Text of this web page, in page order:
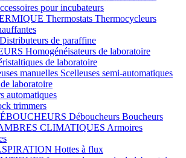
pour incubateurs
Thermostats Thermocycleurs
Distributeurs de paraffine
Homogénéisateurs de laboratoire
de laboratoire
manuelles Scelleuses semi-automatiques
laboratoire
automatiques
trimmers
Déboucheurs Boucheurs
CLIMATIQUES Armoires
Hottes à flux